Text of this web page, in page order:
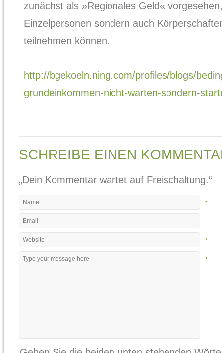
zunächst als »Regionales Geld«
Einzelpersonen sondern auch
teilnehmen können.
http://bgekoeln.ning.com/profiles/blogs/
grundeinkommen-nicht-warten-sondern-
SCHREIBE EINEN
„Dein Kommentar wartet auf Freischaltung.“
*
*
*